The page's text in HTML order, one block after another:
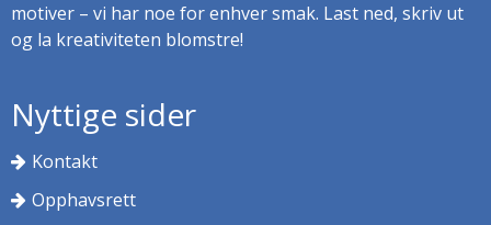
motiver – vi har noe for enhver smak. Last ned, skriv ut
og la kreativiteten blomstre!
Nyttige sider
Kontakt
Opphavsrett